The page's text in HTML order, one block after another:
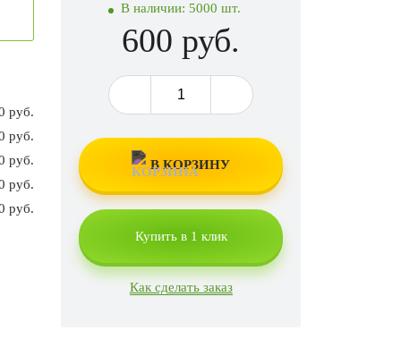
руб.
руб.
руб.
руб.
руб.
В наличии: 5000 шт.
600 руб.
В КОРЗИНУ
Купить в 1 клик
Как сделать заказ